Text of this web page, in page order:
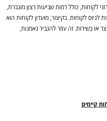
לקוחות, כולל רמות שביעות רצון מוגברת,
לגיוס לקוחות. בקיצור, מועדון לקוחות הוא
או בשירות. זה עוזר להגביר נאמנות,
קיימים